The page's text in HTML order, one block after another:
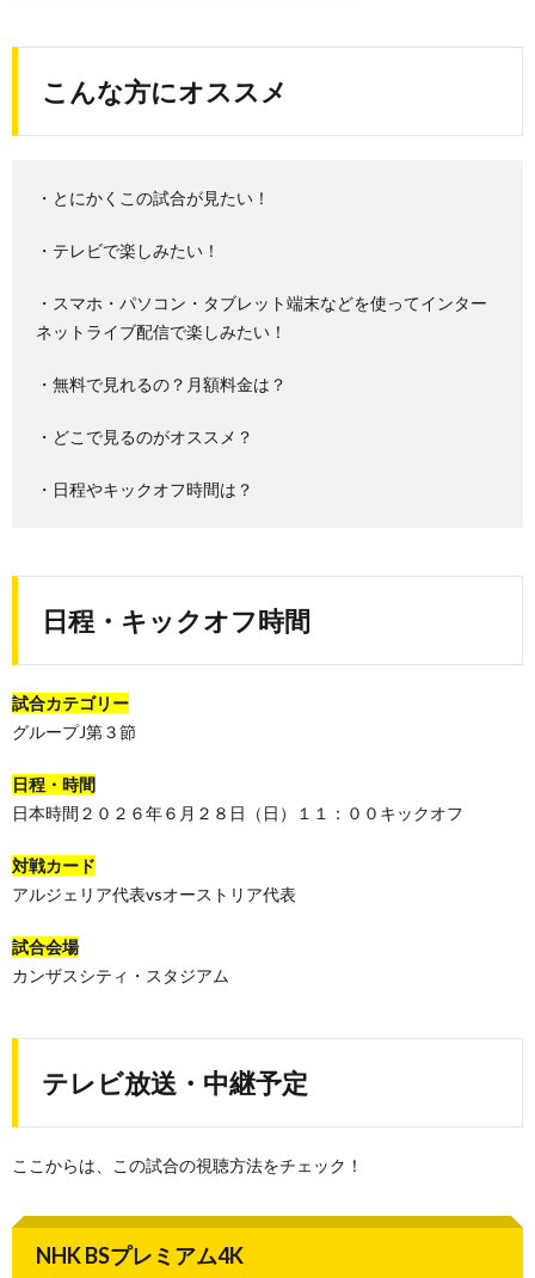
こんな方にオススメ
・とにかくこの試合が見たい！
・テレビで楽しみたい！
・スマホ・パソコン・タブレット端末などを使ってインター
ネットライブ配信で楽しみたい！
・無料で見れるの？月額料金は？
・どこで見るのがオススメ？
・日程やキックオフ時間は？
日程・キックオフ時間
試合カテゴリー
グループJ第３節
日程・時間
日本時間２０２６年６月２８日（日）１１：００キックオフ
対戦カード
アルジェリア代表vsオーストリア代表
試合会場
カンザスシティ・スタジアム
テレビ放送・中継予定
ここからは、この試合の視聴方法をチェック！
NHK BSプレミアム4K